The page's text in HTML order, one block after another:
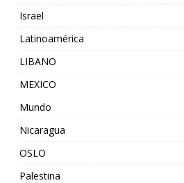
Israel
Latinoamérica
LIBANO
MEXICO
Mundo
Nicaragua
OSLO
Palestina